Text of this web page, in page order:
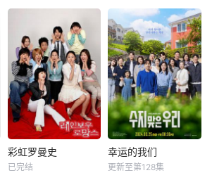
彩虹罗曼史
已完结
幸运的我们
更新至第128集